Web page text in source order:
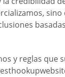
sino
y reglas que